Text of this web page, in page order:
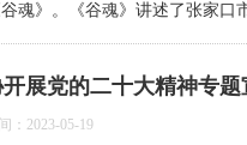
魂》。《谷魂》讲述了张家口
展党的二十大精神专题
：2023-05-19